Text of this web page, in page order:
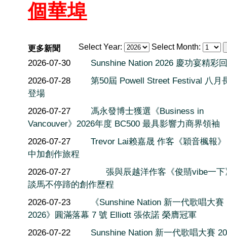
個華埠
Select Year: Select Month:
更多新聞
2026-07-30
Sunshine Nation 2026 慶功宴精彩
2026-07-28
第50屆 Powell Street Festival 八月
登場
2026-07-27
馮永發博士獲選《Business in
Vancouver》2026年度 BC500 最具影響力商界領袖
2026-07-27
Trevor Lai赖嘉晟 作客《穎音楓報
中加創作旅程
2026-07-27
張與辰越洋作客《俊䝼vibe一下
談馬不停蹄的創作歷程
2026-07-23
《Sunshine Nation 新一代歌唱大賽
2026》圓滿落幕 7 號 Elliott 張依諾 榮膺冠軍
2026-07-22
Sunshine Nation 新一代歌唱大賽